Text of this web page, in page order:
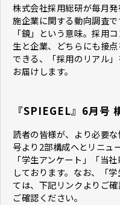
株式会社採用総研が毎月
施企業に関する動向調査
「鏡」という意味。採用
生と企業、どちらにも接
できる、「採用のリアル
お届けします。
『SPIEGEL』6月号
読者の皆様が、より必要
号より2部構成へとリニュ
「学生アンケート」「当
しております。なお、「
ては、下記リンクよりご
ご確認ください。